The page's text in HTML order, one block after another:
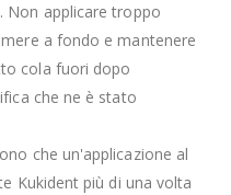
Non applicare troppo
a fondo e mantenere
cola fuori dopo
che ne è stato
che un'applicazione al
Kukident più di una volta